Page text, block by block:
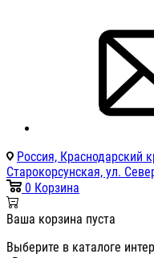
Россия, Краснодарский
Старокорсунская, ул.
0 Корзина
Ваша корзина пуста
Выберите в каталоге